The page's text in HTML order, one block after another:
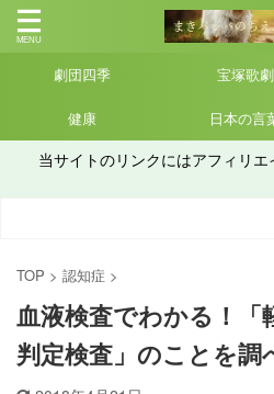
劇団四季 宝塚歌劇
健康 日本の言
当サイトのリンクにはアフィリ
TOP > 認知症 >
血液検査でわかる！「
判定検査」のことを調